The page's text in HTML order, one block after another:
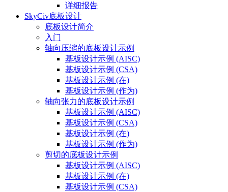
详细报告
SkyCiv底板设计
底板设计简介
入门
轴向压缩的底板设计示例
基板设计示例 (AISC)
基板设计示例 (CSA)
基板设计示例 (在)
基板设计示例 (作为)
轴向张力的底板设计示例
基板设计示例 (AISC)
基板设计示例 (CSA)
基板设计示例 (在)
基板设计示例 (作为)
剪切的底板设计示例
基板设计示例 (AISC)
基板设计示例 (在)
基板设计示例 (CSA)